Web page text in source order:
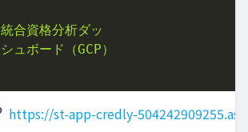
統合資格分析ダッ
シュボード（GCP）
https://st-app-credly-